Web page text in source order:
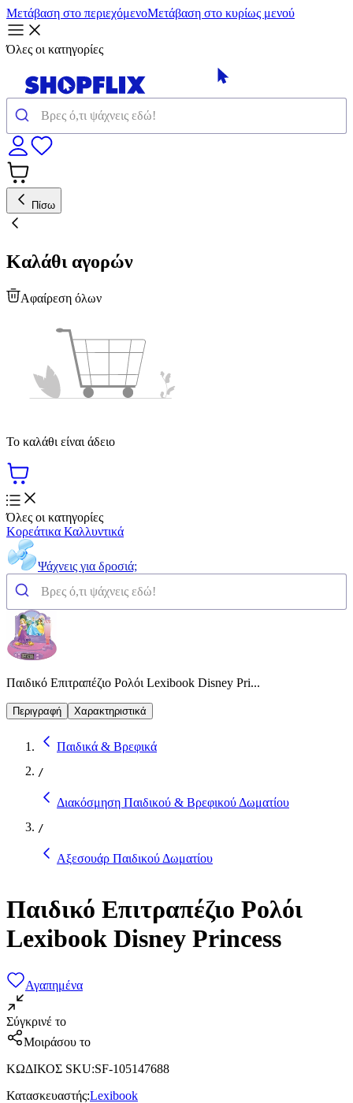
Μετάβαση στο περιεχόμενοΜετάβαση στο κυρίως μενού
Όλες οι κατηγορίες
Πίσω
Καλάθι αγορών
Αφαίρεση όλων
Το καλάθι είναι άδειο
Όλες οι κατηγορίες
Κορεάτικα Καλλυντικά
Ψάχνεις για δροσιά;
Παιδικό Επιτραπέζιο Ρολόι Lexibook Disney Pri...
Περιγραφή Χαρακτηριστικά
Παιδικά & Βρεφικά
/
Διακόσμηση Παιδικού & Βρεφικού Δωματίου
/
Αξεσουάρ Παιδικού Δωματίου
Παιδικό Επιτραπέζιο Ρολόι
Lexibook Disney Princess
Αγαπημένα
Σύγκρινέ το
Μοιράσου το
ΚΩΔΙΚΟΣ SKU:SF-105147688
Κατασκευαστής:Lexibook